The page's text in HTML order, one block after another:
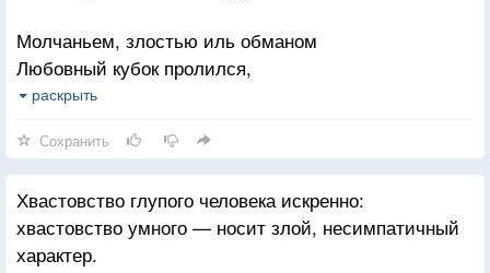
Молчаньем, злостью иль обманом
Любовный кубок пролился,
И молчаливым талисманом
Произнеси хотя бы слово,
Хотя бы самый краткий звук,
И вмиг любовь зажжется снова
Еще сильней к тебе, мой друг.
раскрыть
Сохранить
Хвастовство глупого человека искренно:
хвастовство умного — носит злой, несимпатичный
характер.